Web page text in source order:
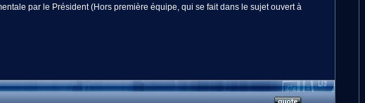
par le Président (Hors première équipe, qui se fait dans le sujet ouvert à